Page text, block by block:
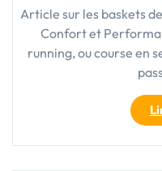
Article sur les baskets
Confort et
running, ou course en